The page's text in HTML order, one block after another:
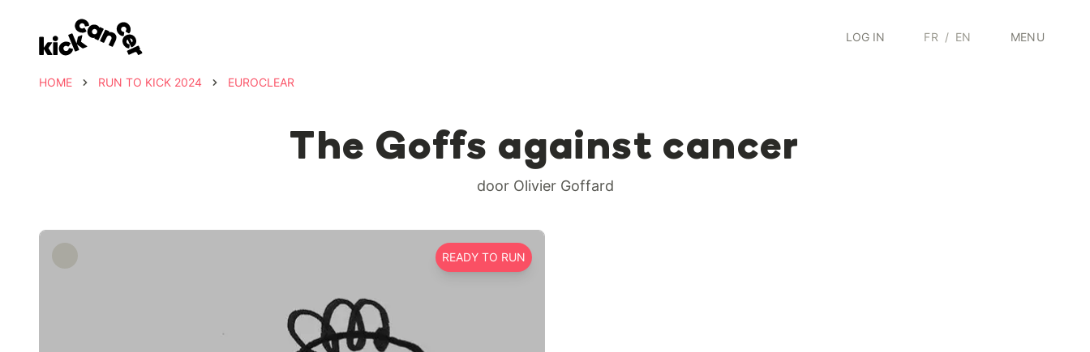
LOG IN FR / EN MENU
HOME RUN TO KICK 2024 EUROCLEAR
The Goffs against cancer
door Olivier Goffard
READY TO RUN